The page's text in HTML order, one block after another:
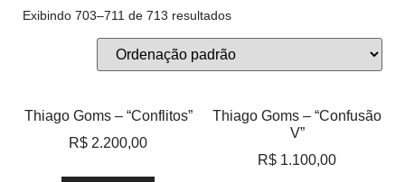
Exibindo 703–711 de 713 resultados
Thiago Goms – “Conflitos”
R$ 2.200,00
Thiago Goms – “Confusão
V”
R$ 1.100,00